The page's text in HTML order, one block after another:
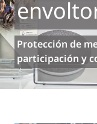
Protección de
participación y